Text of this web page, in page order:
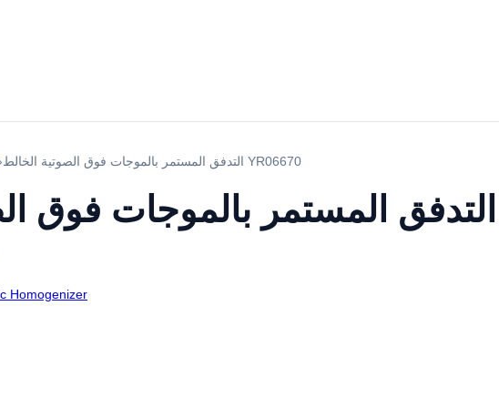
› التدفق المستمر بالموجات فوق الصوتية الخالط YR06670
Homogenizer